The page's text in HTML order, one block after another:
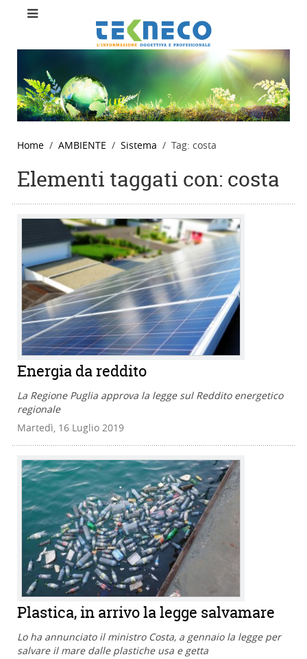
Home AMBIENTE Sistema Tag: costa
Elementi taggati con: costa
Energia da reddito
La Regione Puglia approva la legge sul Reddito energetico
regionale
Martedì, 16 Luglio 2019
Plastica, in arrivo la legge salvamare
Lo ha annunciato il ministro Costa, a gennaio la legge per
salvare il mare dalle plastiche usa e getta